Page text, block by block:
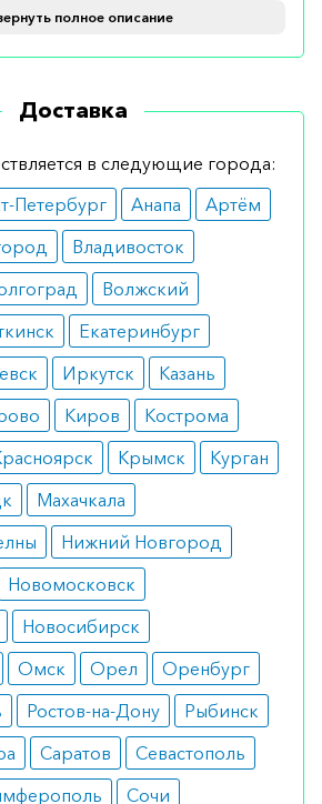
давление и уменьшает
(гипертонии) у
использоваться как в
и в сочетании с другими
средствами.
к основному или
препарата;
и период лактации;
печени или почек.
переносится большинством
в редких случаях могут
усталость,
кишечного тракта,
калия в крови.
и поддерживающая
полное описание
Доставка
в следующие города:
Петербург Анапа
Артём
Владивосток
Волжский
Екатеринбург
Иркутск
Казань
Киров
Кострома
Крымск
Курган
Махачкала
Нижний Новгород
Новомосковск
Новосибирск
Омск Орел
Оренбург
Ростов-на-Дону
Рыбинск
Саратов
Севастополь
Сочи